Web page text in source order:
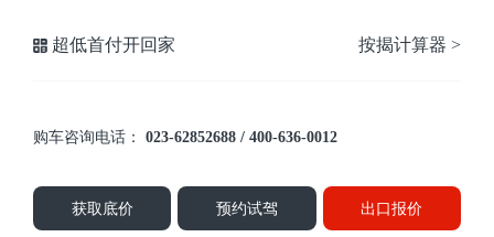
超低首付开回家 按揭计算器 >
购车咨询电话： 023-62852688 / 400-636-0012
获取底价 预约试驾 出口报价